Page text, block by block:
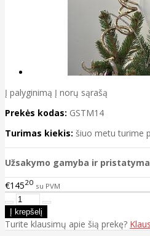
Į palyginimą Į norų sąrašą
Prekės kodas: GSTM14
Turimas kiekis: šiuo metu turime
Užsakymo gamyba ir
€14520 su PVM
Turite klausimų apie šią prekę?